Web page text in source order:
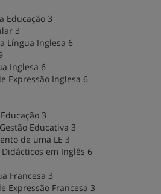
Educação 3
3
Língua Inglesa 6
Inglesa 6
Expressão Inglesa 6
3
Educativa 3
de uma LE 3
em Inglês 6
Francesa 3
Expressão Francesa 3